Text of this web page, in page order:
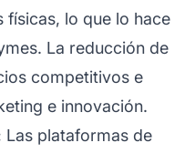
físicas, lo que lo hace
La reducción de
competitivos e
e innovación.
Las plataformas de